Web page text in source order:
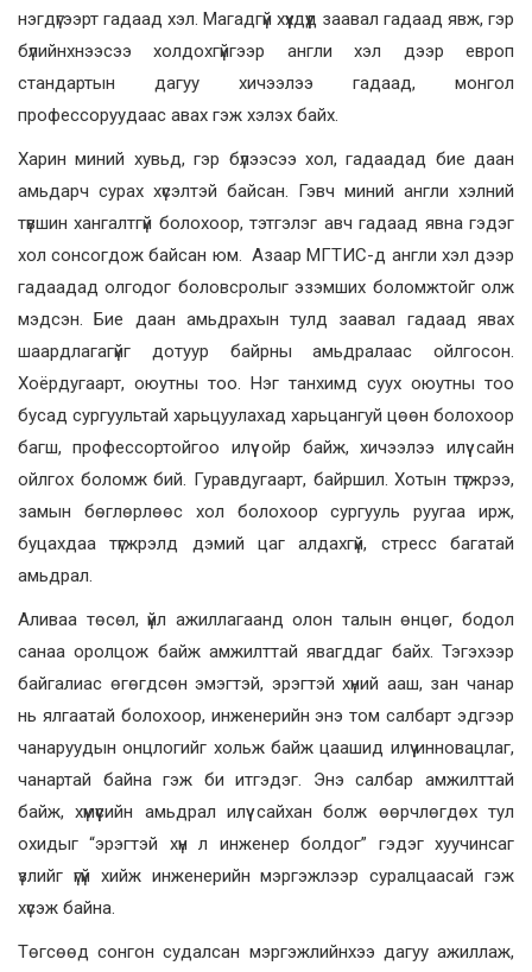
нэгдүгээрт гадаад хэл. Магадгүй хүүхдүүд заавал гадаад явж, гэр
бүлийнхнээсээ холдохгүйгээр англи хэл дээр европ
стандартын дагуу хичээлээ гадаад, монгол
профессоруудаас авах гэж хэлэх байх.
Харин миний хувьд, гэр бүлээсээ хол, гадаадад бие даан
амьдарч сурах хүсэлтэй байсан. Гэвч миний англи хэлний
түвшин хангалтгүй болохоор, тэтгэлэг авч гадаад явна гэдэг
хол сонсогдож байсан юм. Азаар МГТИС-д англи хэл дээр
гадаадад олгодог боловсролыг эзэмших боломжтойг олж
мэдсэн. Бие даан амьдрахын тулд заавал гадаад явах
шаардлагагүйг дотуур байрны амьдралаас ойлгосон.
Хоёрдугаарт, оюутны тоо. Нэг танхимд суух оюутны тоо
бусад сургуультай харьцуулахад харьцангуй цөөн болохоор
багш, профессортойгоо илүү ойр байж, хичээлээ илүү сайн
ойлгох боломж бий. Гуравдугаарт, байршил. Хотын түгжрээ,
замын бөглөрлөөс хол болохоор сургууль руугаа ирж,
буцахдаа түгжрэлд дэмий цаг алдахгүй, стресс багатай
амьдрал.
Аливаа төсөл, үйл ажиллагаанд олон талын өнцөг, бодол
санаа оролцож байж амжилттай явагддаг байх. Тэгэхээр
байгалиас өгөгдсөн эмэгтэй, эрэгтэй хүний ааш, зан чанар
нь ялгаатай болохоор, инженерийн энэ том салбарт эдгээр
чанаруудын онцлогийг хольж байж цаашид илүү инновацлаг,
чанартай байна гэж би итгэдэг. Энэ салбар амжилттай
байж, хүмүүсийн амьдрал илүү сайхан болж өөрчлөгдөх тул
охидыг “эрэгтэй хүн л инженер болдог” гэдэг хуучинсаг
үзлийг үгүй хийж инженерийн мэргэжлээр суралцаасай гэж
хүсэж байна.
Төгсөөд сонгон судалсан мэргэжлийнхээ дагуу ажиллаж,